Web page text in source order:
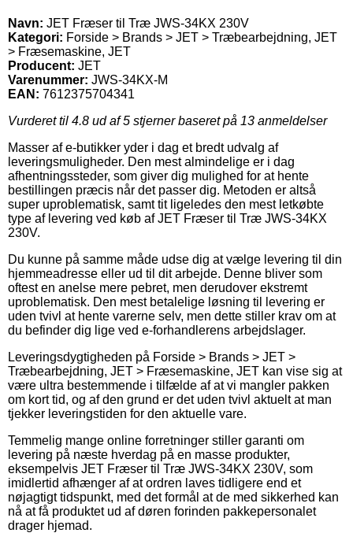
Navn: JET Fræser til Træ JWS-34KX 230V
Kategori: Forside > Brands > JET > Træbearbejdning, JET
> Fræsemaskine, JET
Producent: JET
Varenummer: JWS-34KX-M
EAN: 7612375704341
Vurderet til 4.8 ud af 5 stjerner baseret på 13 anmeldelser
Masser af e-butikker yder i dag et bredt udvalg af
leveringsmuligheder. Den mest almindelige er i dag
afhentningssteder, som giver dig mulighed for at hente
bestillingen præcis når det passer dig. Metoden er altså
super uproblematisk, samt tit ligeledes den mest letkøbte
type af levering ved køb af JET Fræser til Træ JWS-34KX
230V.
Du kunne på samme måde udse dig at vælge levering til din
hjemmeadresse eller ud til dit arbejde. Denne bliver som
oftest en anelse mere pebret, men derudover ekstremt
uproblematisk. Den mest betalelige løsning til levering er
uden tvivl at hente varerne selv, men dette stiller krav om at
du befinder dig lige ved e-forhandlerens arbejdslager.
Leveringsdygtigheden på Forside > Brands > JET >
Træbearbejdning, JET > Fræsemaskine, JET kan vise sig at
være ultra bestemmende i tilfælde af at vi mangler pakken
om kort tid, og af den grund er det uden tvivl aktuelt at man
tjekker leveringstiden for den aktuelle vare.
Temmelig mange online forretninger stiller garanti om
levering på næste hverdag på en masse produkter,
eksempelvis JET Fræser til Træ JWS-34KX 230V, som
imidlertid afhænger af at ordren laves tidligere end et
nøjagtigt tidspunkt, med det formål at de med sikkerhed kan
nå at få produktet ud af døren forinden pakkepersonalet
drager hjemad.